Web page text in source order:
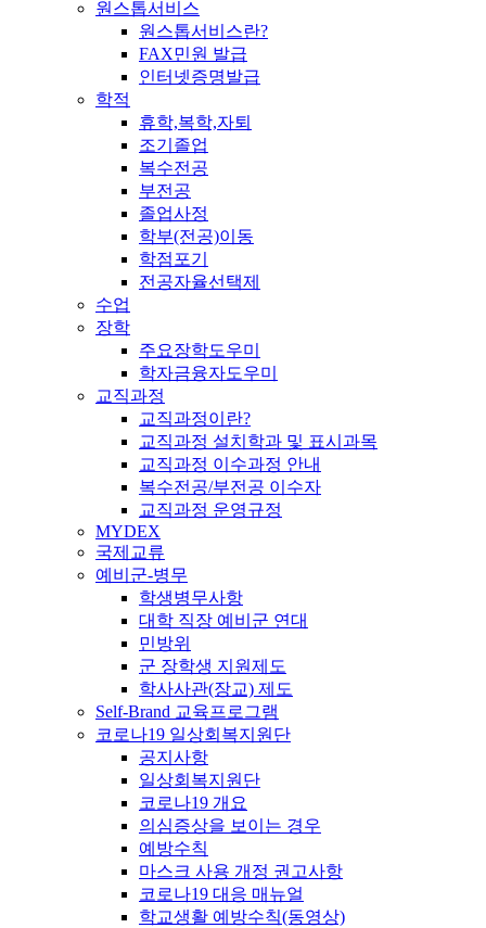
원스톱서비스
원스톱서비스란?
FAX민원 발급
인터넷증명발급
학적
휴학,복학,자퇴
조기졸업
복수전공
부전공
졸업사정
학부(전공)이동
학점포기
전공자율선택제
수업
장학
주요장학도우미
학자금융자도우미
교직과정
교직과정이란?
교직과정 설치학과 및 표시과목
교직과정 이수과정 안내
복수전공/부전공 이수자
교직과정 운영규정
MYDEX
국제교류
예비군-병무
학생병무사항
대학 직장 예비군 연대
민방위
군 장학생 지원제도
학사사관(장교) 제도
Self-Brand 교육프로그램
코로나19 일상회복지원단
공지사항
일상회복지원단
코로나19 개요
의심증상을 보이는 경우
예방수칙
마스크 사용 개정 권고사항
코로나19 대응 매뉴얼
학교생활 예방수칙(동영상)